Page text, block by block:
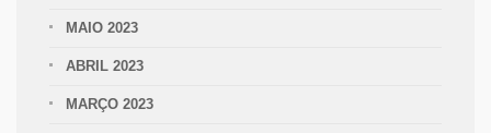
MAIO 2023
ABRIL 2023
MARÇO 2023